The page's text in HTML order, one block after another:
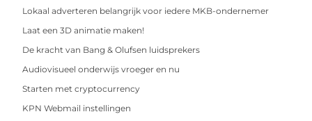
Lokaal adverteren belangrijk voor iedere MKB-ondernemer
Laat een 3D animatie maken!
De kracht van Bang & Olufsen luidsprekers
Audiovisueel onderwijs vroeger en nu
Starten met cryptocurrency
KPN Webmail instellingen